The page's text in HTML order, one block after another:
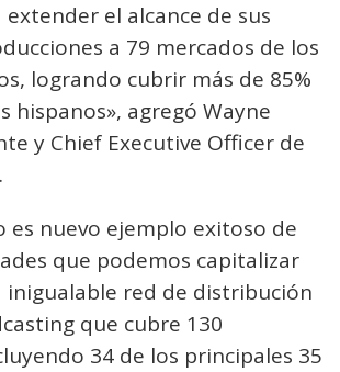
extender el alcance de sus
a 79 mercados de los
logrando cubrir más de 85%
hispanos», agregó Wayne
y Chief Executive Officer de
es nuevo ejemplo exitoso de
que podemos capitalizar
inigualable red de distribución
que cubre 130
34 de los principales 35